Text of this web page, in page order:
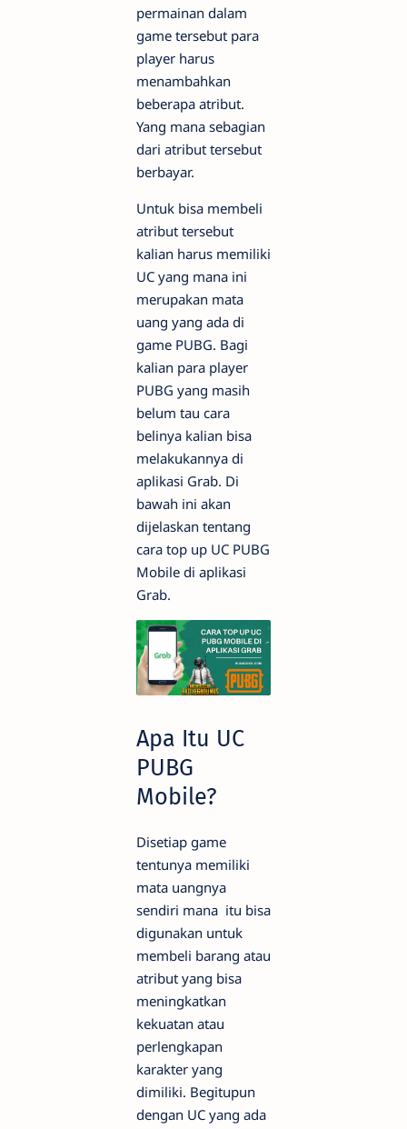
permainan dalam
game tersebut para
player harus
menambahkan
beberapa atribut.
Yang mana sebagian
dari atribut tersebut
berbayar.
Untuk bisa membeli
atribut tersebut
kalian harus memiliki
UC yang mana ini
merupakan mata
uang yang ada di
game PUBG. Bagi
kalian para player
PUBG yang masih
belum tau cara
belinya kalian bisa
melakukannya di
aplikasi Grab. Di
bawah ini akan
dijelaskan tentang
cara top up UC PUBG
Mobile di aplikasi
Grab.
Apa Itu UC
PUBG
Mobile?
Disetiap game
tentunya memiliki
mata uangnya
sendiri mana itu bisa
digunakan untuk
membeli barang atau
atribut yang bisa
meningkatkan
kekuatan atau
perlengkapan
karakter yang
dimiliki. Begitupun
dengan UC yang ada